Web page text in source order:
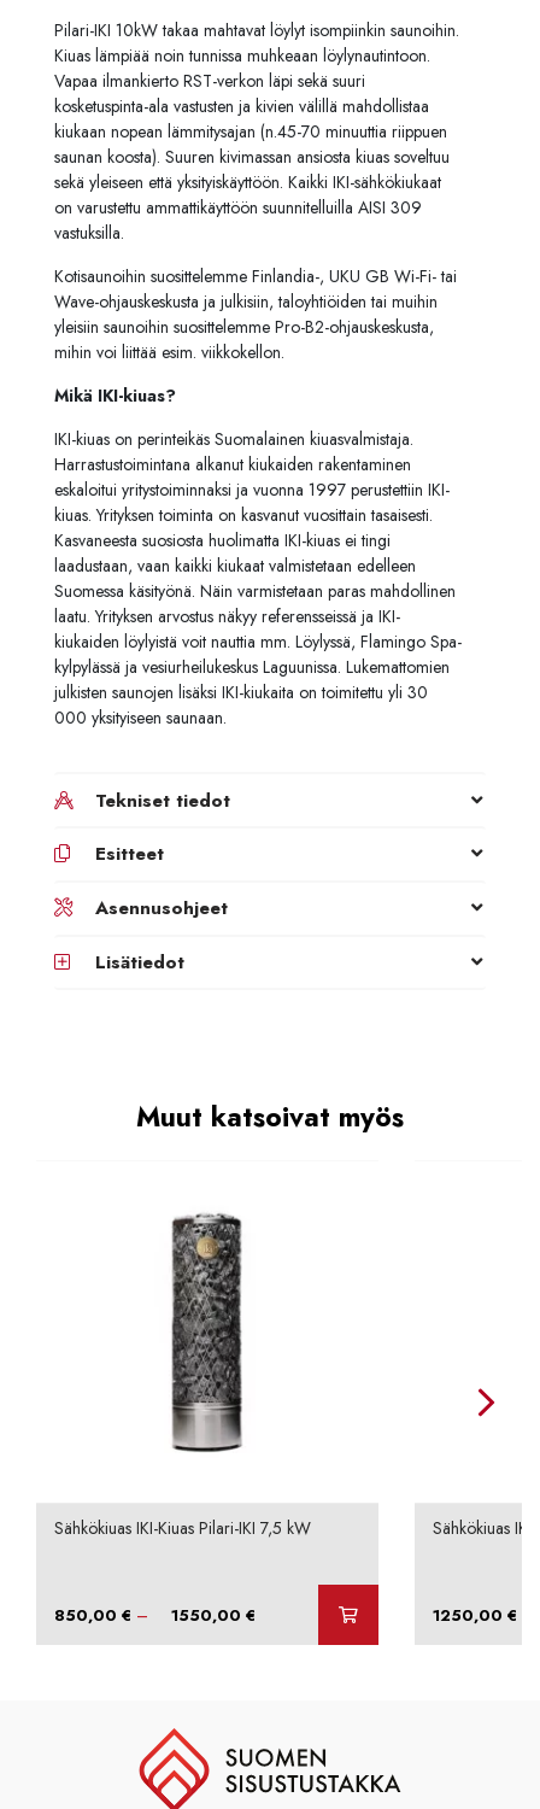
Pilari-IKI 10kW takaa mahtavat löylyt isompiinkin saunoihin.
Kiuas lämpiää noin tunnissa muhkeaan löylynautintoon.
Vapaa ilmankierto RST-verkon läpi sekä suuri
kosketuspinta-ala vastusten ja kivien välillä mahdollistaa
kiukaan nopean lämmitysajan (n.45-70 minuuttia riippuen
saunan koosta). Suuren kivimassan ansiosta kiuas soveltuu
sekä yleiseen että yksityiskäyttöön. Kaikki IKI-sähkökiukaat
on varustettu ammattikäyttöön suunnitelluilla AISI 309
vastuksilla.
Kotisaunoihin suosittelemme Finlandia-, UKU GB Wi-Fi- tai
Wave-ohjauskeskusta ja julkisiin, taloyhtiöiden tai muihin
yleisiin saunoihin suosittelemme Pro-B2-ohjauskeskusta,
mihin voi liittää esim. viikkokellon.
Mikä IKI-kiuas?
IKI-kiuas on perinteikäs Suomalainen kiuasvalmistaja.
Harrastustoimintana alkanut kiukaiden rakentaminen
eskaloitui yritystoiminnaksi ja vuonna 1997 perustettiin IKI-
kiuas. Yrityksen toiminta on kasvanut vuosittain tasaisesti.
Kasvaneesta suosiosta huolimatta IKI-kiuas ei tingi
laadustaan, vaan kaikki kiukaat valmistetaan edelleen
Suomessa käsityönä. Näin varmistetaan paras mahdollinen
laatu. Yrityksen arvostus näkyy referensseissä ja IKI-
kiukaiden löylyistä voit nauttia mm. Löylyssä, Flamingo Spa-
kylpylässä ja vesiurheilukeskus Laguunissa. Lukemattomien
julkisten saunojen lisäksi IKI-kiukaita on toimitettu yli 30
000 yksityiseen saunaan.
Tekniset tiedot
Esitteet
Asennusohjeet
Lisätiedot
Muut katsoivat myös
Sähkökiuas IKI-Kiuas Pilari-IKI 7,5 kW
850,00€ – 1550,00€ Hintaluokka:
Sähkökiuas
1250,00 €